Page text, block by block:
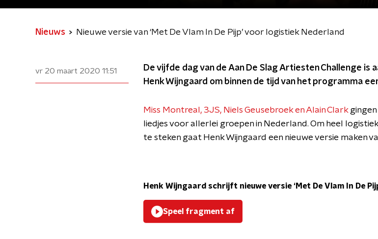
Nieuws Nieuwe versie van ‘Met De Vlam In De Pijp’ voor logistiek Nederland
vr 20 maart 2020 11:51
De vijfde dag van de Aan De Slag Artiesten Challenge is
Henk Wijngaard om binnen de tijd van het programma
Miss Montreal, 3JS, Niels Geusebroek en Alain Clarkgingen
liedjes voor allerlei groepen in Nederland. Om heel
te steken gaat Henk Wijngaard een nieuwe versie maken
Henk Wijngaard schrijft nieuwe versie ‘Met De Vlam In De
Speel fragment af